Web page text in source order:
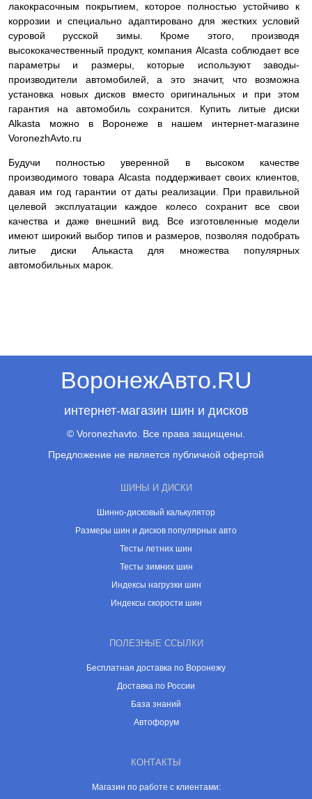
лакокрасочным покрытием, которое полностью устойчиво к
коррозии и специально адаптировано для жестких условий
суровой русской зимы. Кроме этого, производя
высококачественный продукт, компания Alcasta соблюдает все
параметры и размеры, которые используют заводы-
производители автомобилей, а это значит, что возможна
установка новых дисков вместо оригинальных и при этом
гарантия на автомобиль сохранится. Купить литые диски
Alkasta можно в Воронеже в нашем интернет-магазине
VoronezhAvto.ru
Будучи полностью уверенной в высоком качестве
производимого товара Alcasta поддерживает своих клиентов,
давая им год гарантии от даты реализации. При правильной
целевой эксплуатации каждое колесо сохранит все свои
качества и даже внешний вид. Все изготовленные модели
имеют широкий выбор типов и размеров, позволяя подобрать
литые диски Алькаста для множества популярных
автомобильных марок.
ВоронежАвто.RU
интернет-магазин шин и дисков
© Voronezhavto. Все права защищены.
Предложение не является публичной офертой
ШИНЫ И ДИСКИ
Шинно-дисковый калькулятор
Размеры шин и дисков популярных авто
Тесты летних шин
Тесты зимних шин
Индексы нагрузки шин
Индексы скорости шин
ПОЛЕЗНЫЕ ССЫЛКИ
Бесплатная доставка по Воронежу
Доставка по России
База знаний
Автофорум
КОНТАКТЫ
Магазин по работе с клиентами: